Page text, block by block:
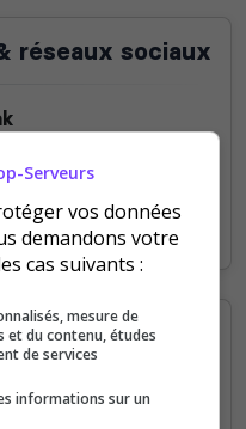
réseaux sociaux
Serveurs
vos données
demandons votre
cas suivants :
mesure de
et du contenu, études
de services
informations sur un